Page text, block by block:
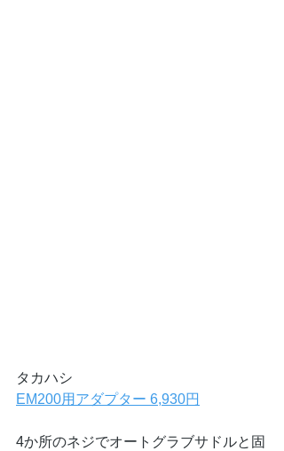
タカハシ
EM200用アダプター 6,930円
4か所のネジでオートグラブサドルと固